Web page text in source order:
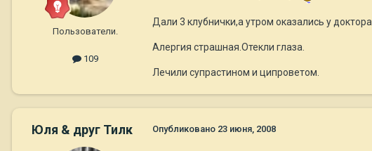
Пользователи.
109
Дали 3 клубнички,а утром оказались у доктора.
Алергия страшная.Отекли глаза.
Лечили супрастином и ципроветом.
Юля & друг Тилк Опубликовано 23 июня, 2008